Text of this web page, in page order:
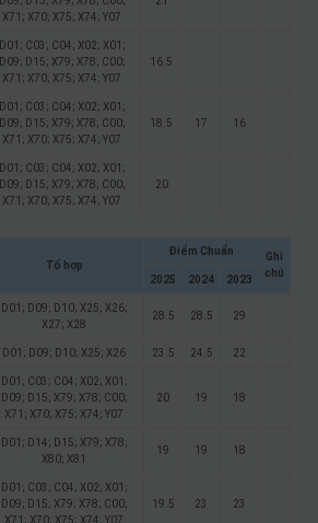
X71; X70; X75; X74; Y07
D01; C03; C04; X02; X01;
D09; D15; X79; X78; C00;
X71; X70; X75; X74; Y07
16.5
D01; C03; C04; X02; X01;
D09; D15; X79; X78; C00;
X71; X70; X75; X74; Y07
18.5 17 16
D01; C03; C04; X02; X01;
D09; D15; X79; X78; C00;
X71; X70; X75; X74; Y07
20
Tổ hợp
Điểm Chuẩn
Ghi
chú
2025 2024 2023
D01; D09; D10; X25; X26;
X27; X28
28.5 28.5 29
D01; D09; D10; X25; X26 23.5 24.5 22
D01; C03; C04; X02; X01;
D09; D15; X79; X78; C00;
X71; X70; X75; X74; Y07
20 19 18
D01; D14; D15; X79; X78;
X80; X81
19 19 18
D01; C03; C04; X02; X01;
D09; D15; X79; X78; C00;
X71; X70; X75; X74; Y07
19.5 23 23